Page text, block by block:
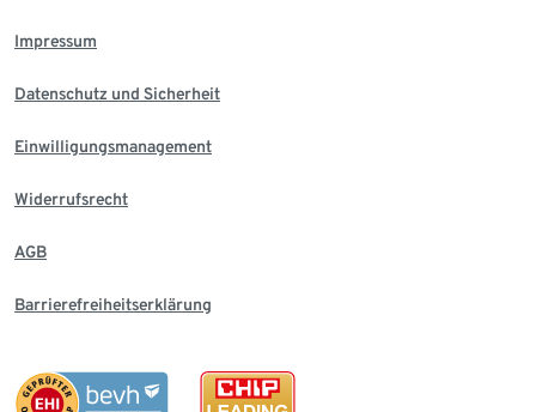
Impressum
Datenschutz und Sicherheit
Einwilligungsmanagement
Widerrufsrecht
AGB
Barrierefreiheitserklärung